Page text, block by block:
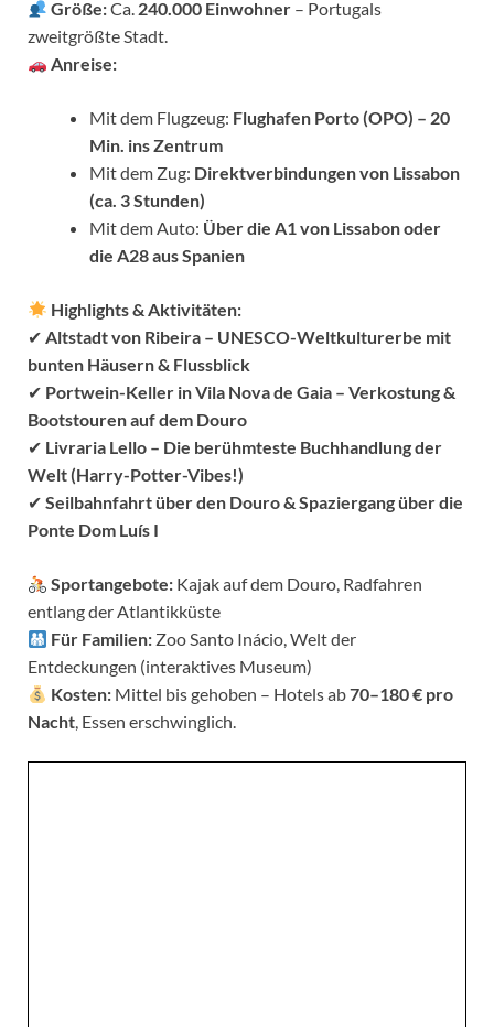
Größe:Ca. 240.000 Einwohner – Portugals
zweitgrößte Stadt.
Anreise:
Mit dem Flugzeug: Flughafen Porto (OPO) – 20
Min. ins Zentrum
Mit dem Zug: Direktverbindungen von Lissabon
(ca. 3 Stunden)
Mit dem Auto: Über die A1 von Lissabon oder
die A28 aus Spanien
Highlights & Aktivitäten:
✔ Altstadt von Ribeira – UNESCO-Weltkulturerbe mit
bunten Häusern & Flussblick
✔ Portwein-Keller in Vila Nova de Gaia – Verkostung &
Bootstouren auf dem Douro
✔ Livraria Lello – Die berühmteste Buchhandlung der
Welt (Harry-Potter-Vibes!)
✔ Seilbahnfahrt über den Douro & Spaziergang über die
Ponte Dom Luís I
Sportangebote: Kajak auf dem Douro, Radfahren
entlang der Atlantikküste
Für Familien: Zoo Santo Inácio, Welt der
Entdeckungen (interaktives Museum)
Kosten: Mittel bis gehoben – Hotels ab70–180 € pro
Nacht, Essen erschwinglich.